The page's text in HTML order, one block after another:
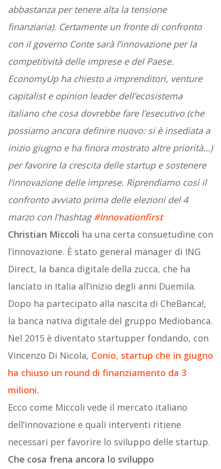
abbastanza per tenere alta la tensione
finanziaria). Certamente un fronte di confronto
con il governo Conte sarà l’innovazione per la
competitività delle imprese e del Paese.
EconomyUp ha chiesto a imprenditori, venture
capitalist e opinion leader dell’ecosistema
italiano che cosa dovrebbe fare l’esecutivo (che
possiamo ancora definire nuovo: si è insediata a
inizio giugno e ha finora mostrato altre priorità…)
per favorire la crescita delle startup e sostenere
l’innovazione delle imprese. Riprendiamo così il
confronto avviato prima delle elezioni del 4
marzo con l’hashtag#Innovationfirst
Christian Miccoli ha una certa consuetudine con
l’innovazione. È stato general manager di ING
Direct, la banca digitale della zucca, che ha
lanciato in Italia all’inizio degli anni Duemila.
Dopo ha partecipato alla nascita di CheBanca!,
la banca nativa digitale del gruppo Mediobanca.
Nel 2015 è diventato startupper fondando, con
Vincenzo Di Nicola, Conio, startup che in giugno
ha chiuso un round di finanziamento da 3
milioni.
Ecco come Miccoli vede il mercato italiano
dell’innovazione e quali interventi ritiene
necessari per favorire lo sviluppo delle startup.
Che cosa frena ancora lo sviluppo